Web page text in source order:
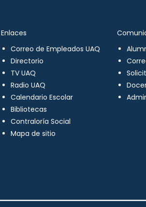
Enlaces
Correo de Empleados UAQ
Directorio
TV UAQ
Radio UAQ
Calendario Escolar
Bibliotecas
Contraloría Social
Mapa de sitio